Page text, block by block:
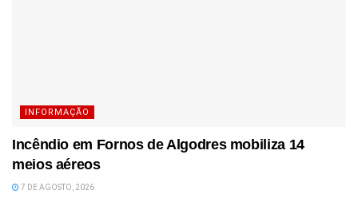
INFORMAÇÃO
Incêndio em Fornos de Algodres mobiliza 14
meios aéreos
7 DE AGOSTO, 2026